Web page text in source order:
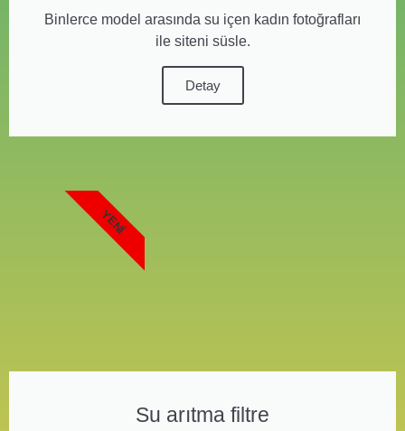
Binlerce model arasında su içen kadın fotoğrafları
ile siteni süsle.
Detay
Su arıtma filtre
YENI